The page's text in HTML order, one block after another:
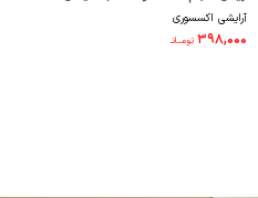
4710015
آرایشی اکسسوری
۳۹۸,۰۰۰ تومــانـ